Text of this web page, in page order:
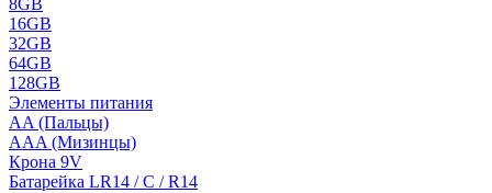
8GB
16GB
32GB
64GB
128GB
Элементы питания
AA (Пальцы)
AAA (Мизинцы)
Крона 9V
Батарейка LR14 / C / R14